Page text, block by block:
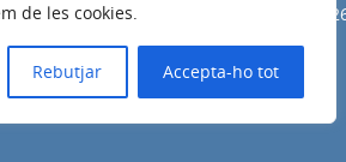
de les cookies.
Rebutjar Accepta-ho tot
de privacitat ©